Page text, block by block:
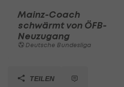
Mainz-Coach
schwärmt von ÖFB-
Neuzugang
Deutsche Bundesliga
TEILEN